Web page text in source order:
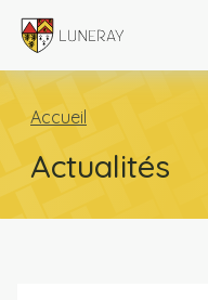
Accueil
Actualités